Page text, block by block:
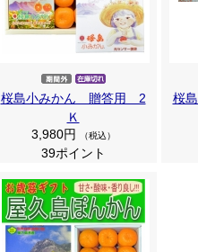
桜島小みかん 贈答用 2
Ｋ
3,980円
（税込）
39ポイント
桜